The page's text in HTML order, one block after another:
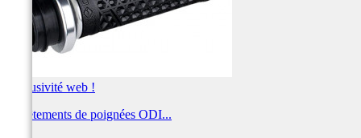
Exclusivité web !
Revêtements de poignées ODI...